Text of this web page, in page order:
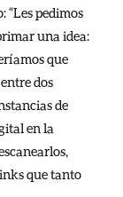
“Les pedimos
una idea:
que
dos
de
en la
que tanto